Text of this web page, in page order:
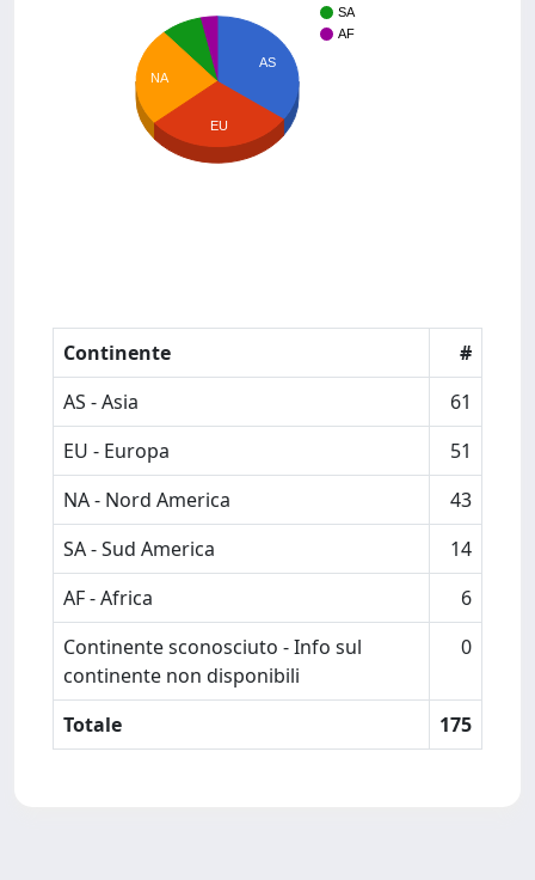
SA
AF
AS
NA
EU
Continente
#
AS - Asia
61
EU - Europa
51
NA - Nord America
43
SA - Sud America
14
AF - Africa
6
Continente sconosciuto - Info sul
continente non disponibili
0
Totale 175